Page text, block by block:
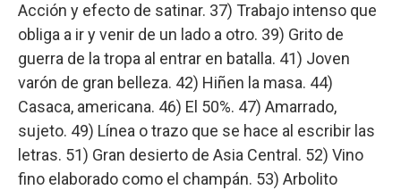
Acción y efecto de satinar. 37) Trabajo intenso que
obliga a ir y venir de un lado a otro. 39) Grito de
guerra de la tropa al entrar en batalla. 41) Joven
varón de gran belleza. 42) Hiñen la masa. 44)
Casaca, americana. 46) El 50%. 47) Amarrado,
sujeto. 49) Línea o trazo que se hace al escribir las
letras. 51) Gran desierto de Asia Central. 52) Vino
fino elaborado como el champán. 53) Arbolito